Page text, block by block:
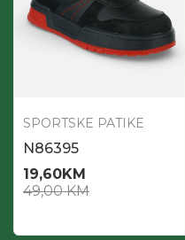
SPORTSKE PATIKE
N86395
19,60KM
49,00KM